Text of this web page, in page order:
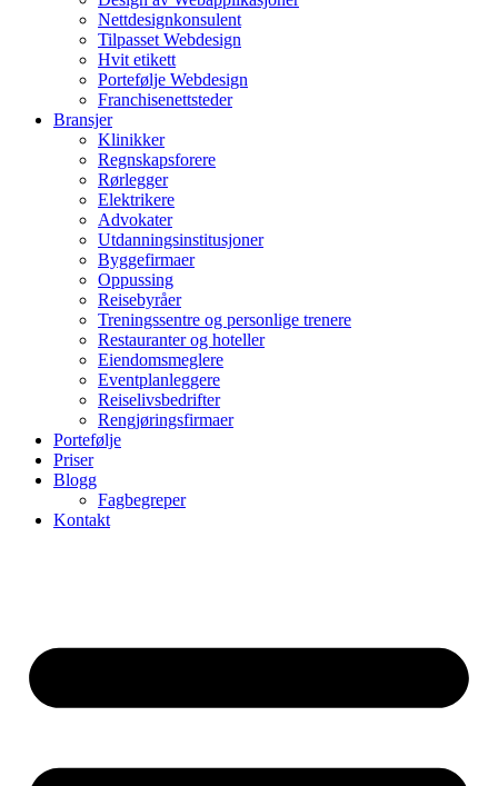
Nettdesignkonsulent
Tilpasset Webdesign
Hvit etikett
Portefølje Webdesign
Franchisenettsteder
Bransjer
Klinikker
Regnskapsforere
Rørlegger
Elektrikere
Advokater
Utdanningsinstitusjoner
Byggefirmaer
Oppussing
Reisebyråer
Treningssentre og personlige trenere
Restauranter og hoteller
Eiendomsmeglere
Eventplanleggere
Reiselivsbedrifter
Rengjøringsfirmaer
Portefølje
Priser
Blogg
Fagbegreper
Kontakt